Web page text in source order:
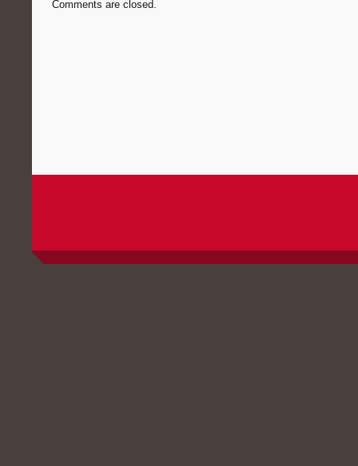
Comments are closed.